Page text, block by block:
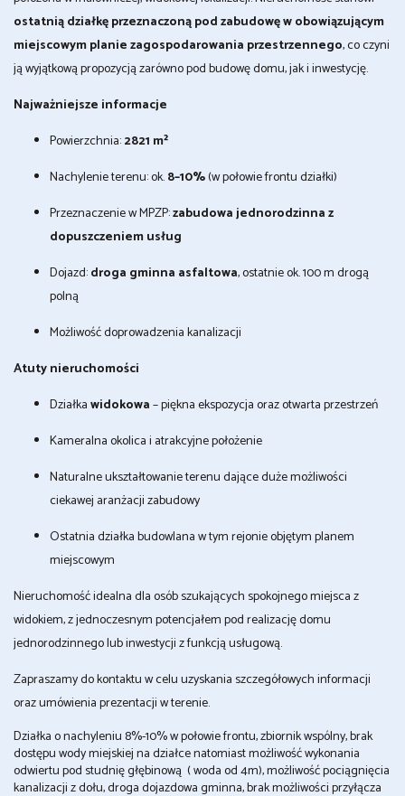
ostatnią działkę przeznaczoną pod zabudowę w obowiązującym
miejscowym planie zagospodarowania przestrzennego, co czyni
ją wyjątkową propozycją zarówno pod budowę domu, jak i inwestycję.
Najważniejsze informacje
Powierzchnia:2821 m²
Nachylenie terenu: ok.8–10%(w połowie frontu działki)
Przeznaczenie w MPZP:zabudowa jednorodzinna z
dopuszczeniem usług
Dojazd:droga gminna asfaltowa, ostatnie ok. 100 m drogą
polną
Możliwość doprowadzenia kanalizacji
Atuty nieruchomości
Działkawidokowa– piękna ekspozycja oraz otwarta przestrzeń
Kameralna okolica i atrakcyjne położenie
Naturalne ukształtowanie terenu dające duże możliwości
ciekawej aranżacji zabudowy
Ostatnia działka budowlana w tym rejonie objętym planem
miejscowym
Nieruchomość idealna dla osób szukających spokojnego miejsca z
widokiem, z jednoczesnym potencjałem pod realizację domu
jednorodzinnego lub inwestycji z funkcją usługową.
Zapraszamy do kontaktu w celu uzyskania szczegółowych informacji
oraz umówienia prezentacji w terenie.
Działka o nachyleniu 8%-10% w połowie frontu, zbiornik wspólny, brak
dostępu wody miejskiej na działce natomiast możliwość wykonania
odwiertu pod studnię głębinową ( woda od 4m), możliwość pociągnięcia
kanalizacji z dołu, droga dojazdowa gminna, brak możliwości przyłącza